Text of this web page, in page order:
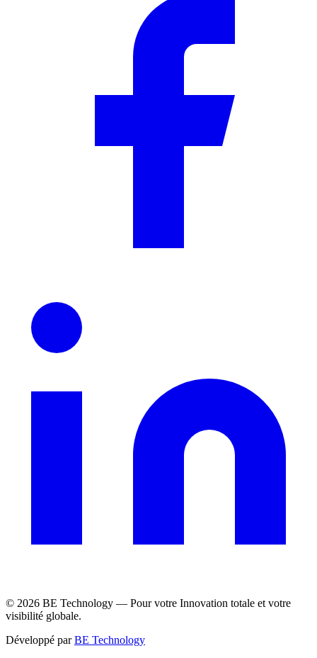
© 2026 BE Technology — Pour votre Innovation totale et votre
visibilité globale.
Développé par BE Technology